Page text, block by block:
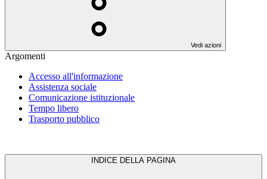
Vedi azioni
Argomenti
Accesso all'informazione
Assistenza sociale
Comunicazione istituzionale
Tempo libero
Trasporto pubblico
INDICE DELLA PAGINA